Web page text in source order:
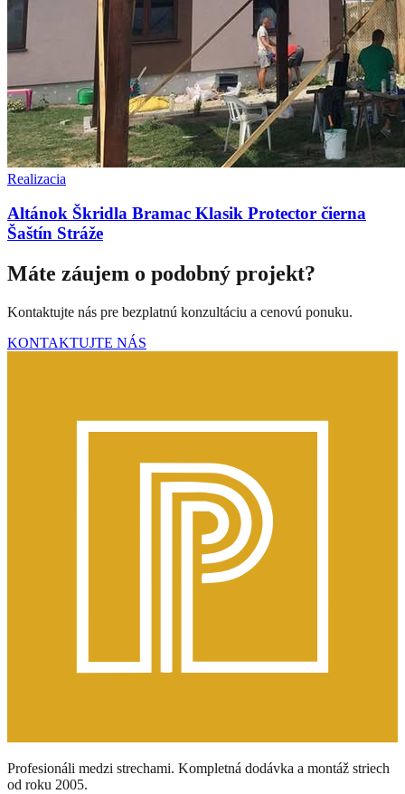
Realizacia
Altánok Škridla Bramac Klasik Protector čierna
Šaštín Stráže
Máte záujem o podobný projekt?
Kontaktujte nás pre bezplatnú konzultáciu a cenovú ponuku.
KONTAKTUJTE NÁS
Profesionáli medzi strechami. Kompletná dodávka a montáž striech
od roku 2005.